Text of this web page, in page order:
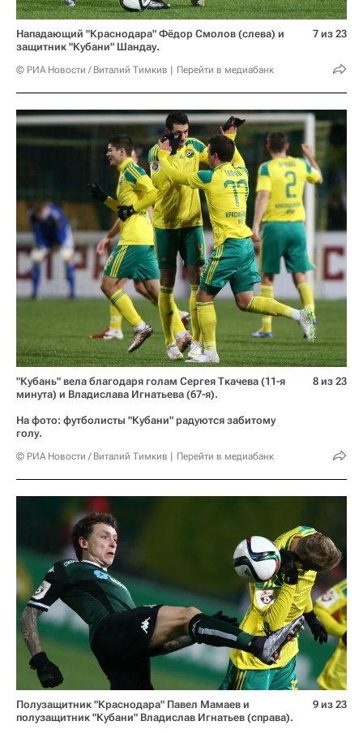
Нападающий "Краснодара" Фёдор Смолов (слева) и
защитник "Кубани" Шандау.
© РИА Новости / Виталий Тимкив Перейти в медиабанк
7 из 23
"Кубань" вела благодаря голам Сергея Ткачева (11-я
минута) и Владислава Игнатьева (67-я).
На фото: футболисты "Кубани" радуются забитому
голу.
© РИА Новости / Виталий Тимкив Перейти в медиабанк
8 из 23
Полузащитник "Краснодара" Павел Мамаев и
полузащитник "Кубани" Владислав Игнатьев (справа).
9 из 23